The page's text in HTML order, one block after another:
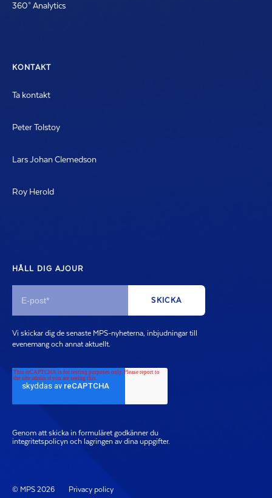
360° Analytics
KONTAKT
Ta kontakt
Peter Tolstoy
Lars Johan Clemedson
Roy Herold
HÅLL DIG AJOUR
Vi skickar dig de senaste MPS-nyheterna, inbjudningar till
evenemang och annat aktuellt.
Genom att skicka in formuläret godkänner du
integritetspolicyn och lagringen av dina uppgifter.
© MPS 2026 Privacy policy